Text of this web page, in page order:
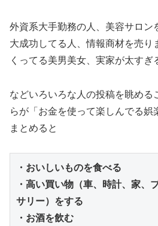
外資系大手勤務の人、美容サロン
大成功してる人、情報商材を売り
くってる美男美女、実家が太す
などいろいろな人の投稿を眺める
らが「お金を使って楽しんでる娯
まとめると
・おいしいものを食べる
・高い買い物（車、時計、家、
サリー）をする
・お酒を飲む